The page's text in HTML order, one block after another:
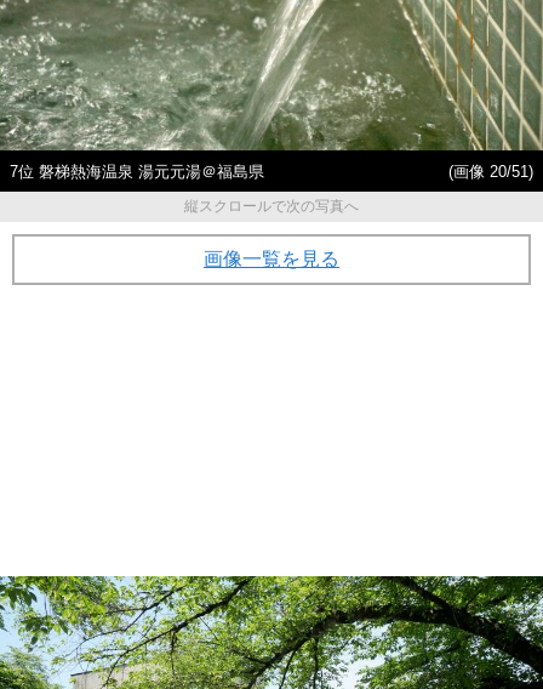
7位 磐梯熱海温泉 湯元元湯＠福島県
(画像 20/51)
縦スクロールで次の写真へ
画像一覧を見る